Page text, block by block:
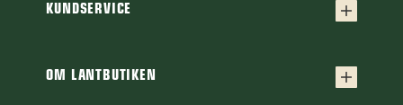
Frakt & leverans
Finansiering
KUNDSERVICE
Frågor & svar
OM LANTBUTIKEN